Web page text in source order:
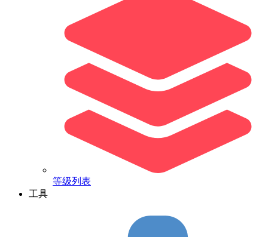
等级列表
工具